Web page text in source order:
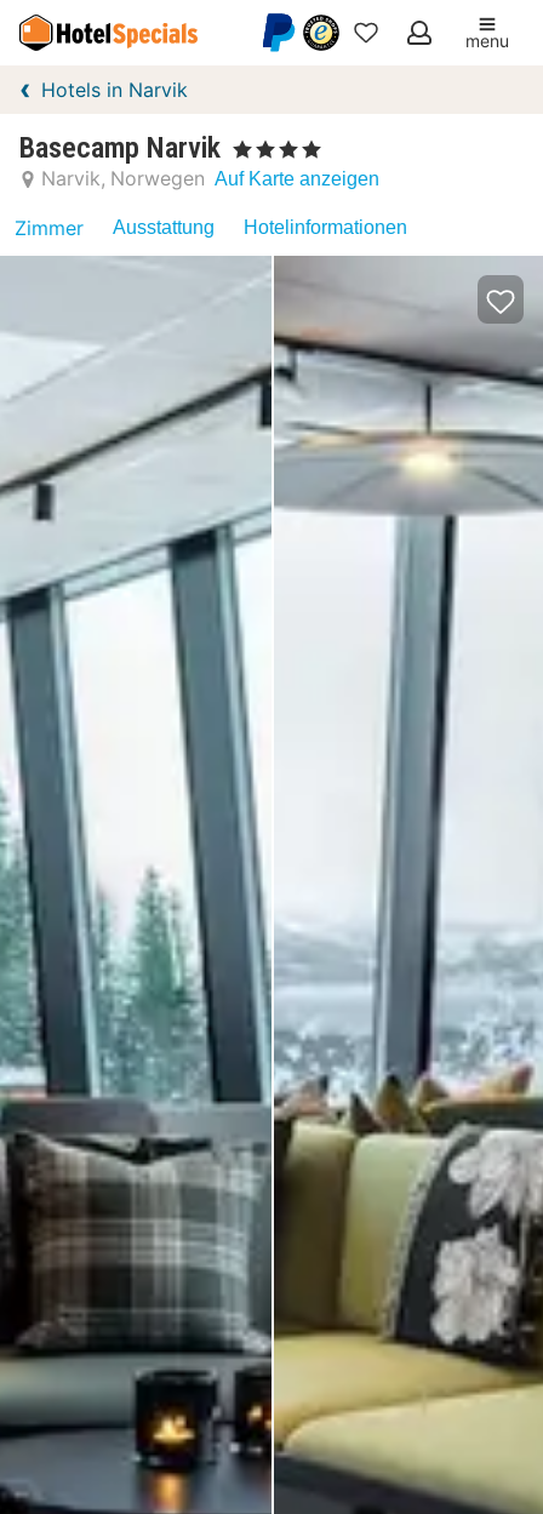
Meine
menu
Hotels in Narvik
Basecamp Narvik , 4 Sterne
Narvik Norwegen Auf Karte anzeigen
Zimmer Ausstattung Hotelinformationen